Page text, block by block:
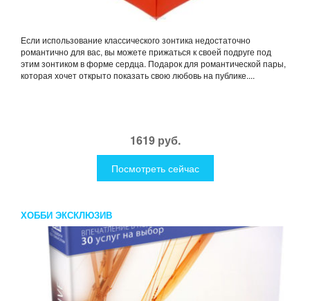
Если использование классического зонтика недостаточно
романтично для вас, вы можете прижаться к своей подруге под
этим зонтиком в форме сердца. Подарок для романтической пары,
которая хочет открыто показать свою любовь на публике....
1619 руб.
Посмотреть сейчас
ХОББИ ЭКСКЛЮЗИВ